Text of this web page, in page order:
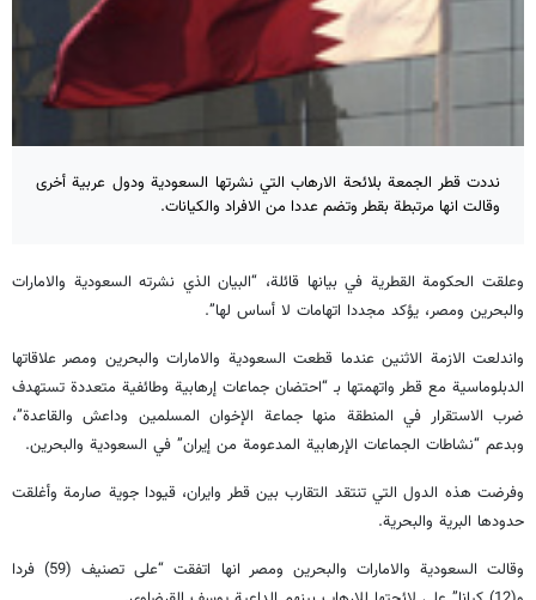
نددت قطر الجمعة بلائحة الارهاب التي نشرتها السعودية ودول عربية أخرى
وقالت انها مرتبطة بقطر وتضم عددا من الافراد والكيانات.
وعلقت الحكومة القطرية في بيانها قائلة، “البيان الذي نشرته السعودية والامارات
والبحرين ومصر، يؤكد مجددا اتهامات لا أساس لها”.
واندلعت الازمة الاثنين عندما قطعت السعودية والامارات والبحرين ومصر علاقاتها
الدبلوماسية مع قطر واتهمتها بـ “احتضان جماعات إرهابية وطائفية متعددة تستهدف
ضرب الاستقرار في المنطقة منها جماعة الإخوان المسلمين وداعش والقاعدة”،
وبدعم “نشاطات الجماعات الإرهابية المدعومة من إيران” في السعودية والبحرين.
وفرضت هذه الدول التي تنتقد التقارب بين قطر وايران، قيودا جوية صارمة وأغلقت
حدودها البرية والبحرية.
وقالت السعودية والامارات والبحرين ومصر انها اتفقت “على تصنيف (59) فردا